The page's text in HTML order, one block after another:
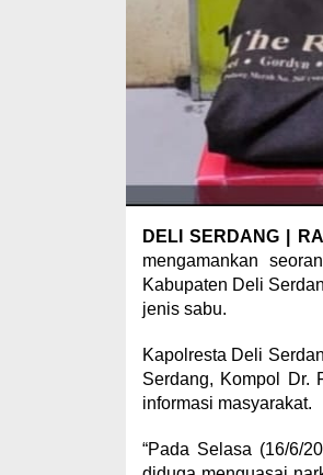
DELI SERDANG |
mengamankan
Kabupaten Deli
jenis sabu.
Kapolresta Deli
Serdang, Kompol Dr.
informasi masyarakat.
“Pada Selasa (16/6/